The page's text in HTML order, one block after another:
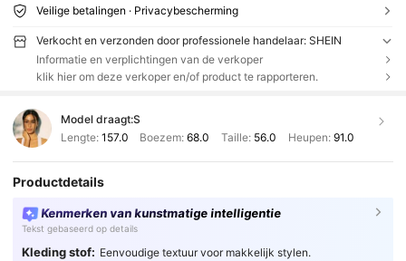
Veilige betalingen · Privacybescherming
Verkocht en verzonden door professionele handelaar: SHEIN
Informatie en verplichtingen van de verkoper
klik hier om deze verkoper en/of product te rapporteren.
Model draagt:S
Lengte: 157.0 Boezem:68.0 Taille: 56.0 Heupen: 91.0
Productdetails
Kenmerken van kunstmatige intelligentie
Tekst gebaseerd op details
Kleding stof: Eenvoudige textuur voor makkelijk stylen.